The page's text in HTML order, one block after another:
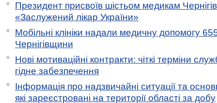
Президент присвоїв шістьом медикам
«Заслужений лікар України»
Мобільні клініки надали медичну допомогу
Чернігівщини
Нові мотиваційні контракти: чіткі терміни
гідне забезпечення
Інформація про надзвичайні ситуації та
які зареєстровані на території області за добу